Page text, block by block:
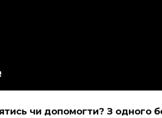
чи допомогти? З одного